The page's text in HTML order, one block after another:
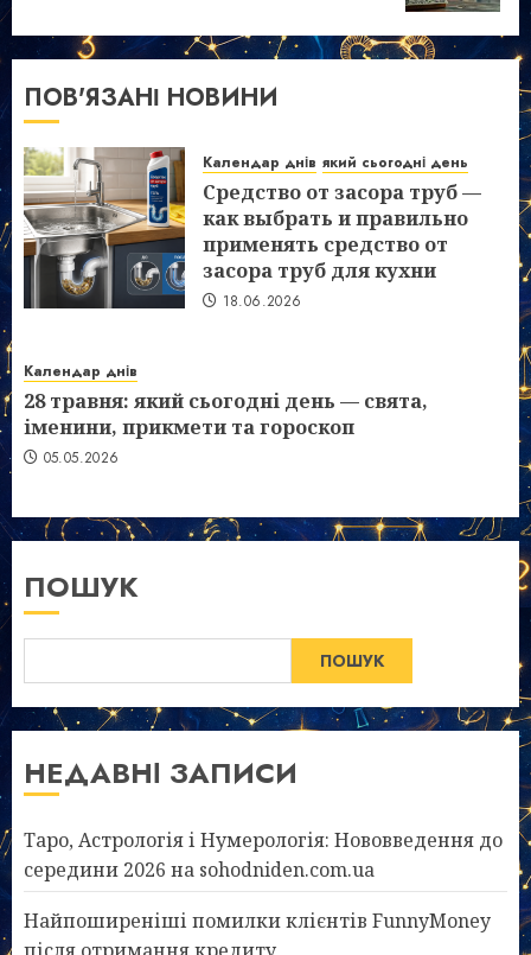
ПОВ'ЯЗАНІ НОВИНИ
Календар днів який сьогодні день
Средство от засора труб —
как выбрать и правильно
применять средство от
засора труб для кухни
18.06.2026
Календар днів
28 травня: який сьогодні день — свята,
іменини, прикмети та гороскоп
05.05.2026
ПОШУК
ПОШУК
НЕДАВНІ ЗАПИСИ
Таро, Астрологія і Нумерологія: Нововведення до
середини 2026 на sohodniden.com.ua
Найпоширеніші помилки клієнтів FunnyMoney